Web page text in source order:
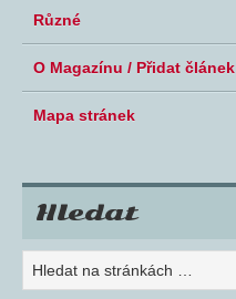
Různé
O Magazínu / Přidat článek
Mapa stránek
Hledat